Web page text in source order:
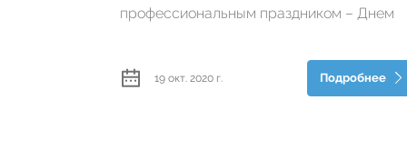
профессиональным праздником – Днем
профессия является одной из самых
гуманных и востребованных в обществе. В
19 окт. 2020 г. Подробнее